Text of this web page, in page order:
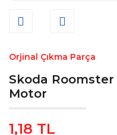
Orjinal Çıkma Parça
Skoda Roomster
Motor
1,18 TL